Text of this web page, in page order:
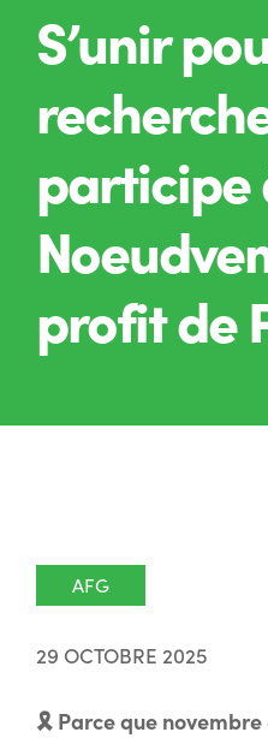
S’unir
participe
profit de
AFG
29 OCTOBRE 2025
🎗 Parce que